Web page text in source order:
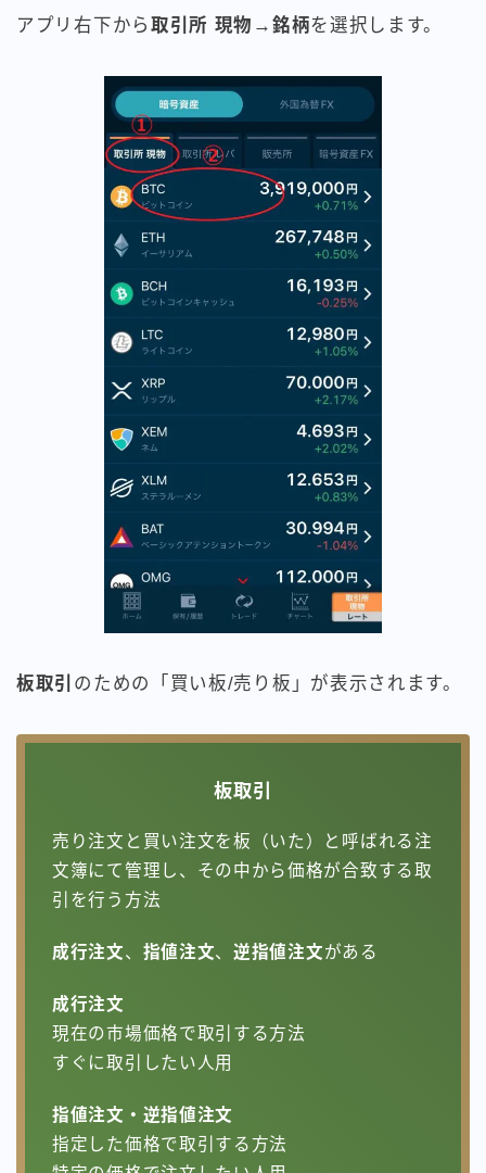
アプリ右下から 取引所 現物 → 銘柄を選択します。
板取引 のための「買い板/売り板」が表示されます。
板取引
売り注文と買い注文を板（いた）と呼ばれる注
文簿にて管理し、その中から価格が合致する取
引を行う方法
成行注文、 指値注文、逆指値注文がある
成行注文
現在の市場価格で取引する方法
すぐに取引したい人用
指値注文・逆指値注文
指定した価格で取引する方法